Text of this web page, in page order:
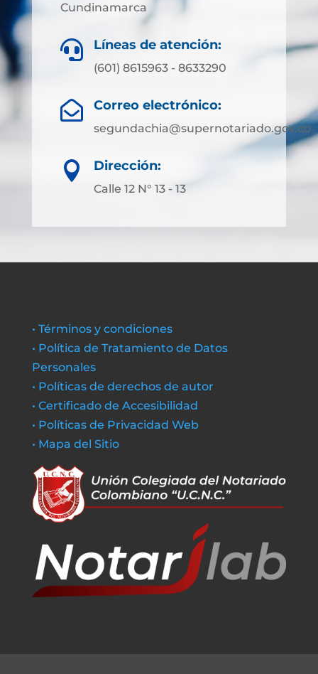
Cundinamarca
 Líneas de atención:
(601) 8615963 - 8633290
 Correo electrónico:
segundachia@supernotariado.gov.co
 Dirección:
Calle 12 N° 13 - 13
• Términos y condiciones
• Política de Tratamiento de Datos
Personales
• Políticas de derechos de autor
• Certificado de Accesibilidad
• Políticas de Privacidad Web
• Mapa del Sitio